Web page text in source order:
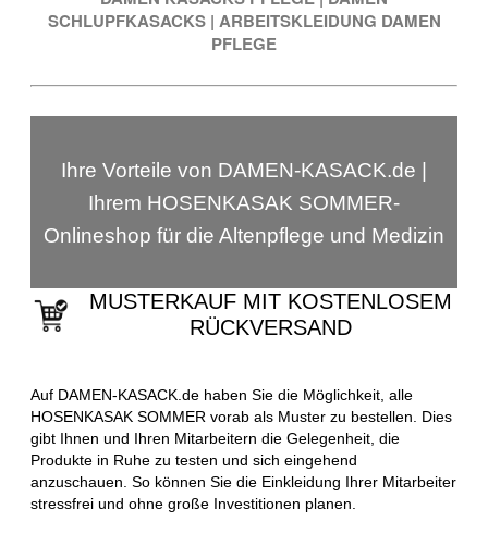
SCHLUPFKASACKS | ARBEITSKLEIDUNG DAMEN
PFLEGE
Ihre Vorteile von DAMEN-KASACK.de |
Ihrem HOSENKASAK SOMMER-
Onlineshop für die Altenpflege und Medizin
MUSTERKAUF MIT KOSTENLOSEM
RÜCKVERSAND
Auf DAMEN-KASACK.de haben Sie die Möglichkeit, alle
HOSENKASAK SOMMER vorab als Muster zu bestellen. Dies
gibt Ihnen und Ihren Mitarbeitern die Gelegenheit, die
Produkte in Ruhe zu testen und sich eingehend
anzuschauen. So können Sie die Einkleidung Ihrer Mitarbeiter
stressfrei und ohne große Investitionen planen.